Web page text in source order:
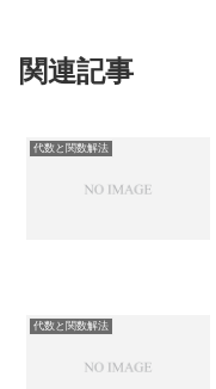
関連記事
代数と関数解法
代数と関数解法